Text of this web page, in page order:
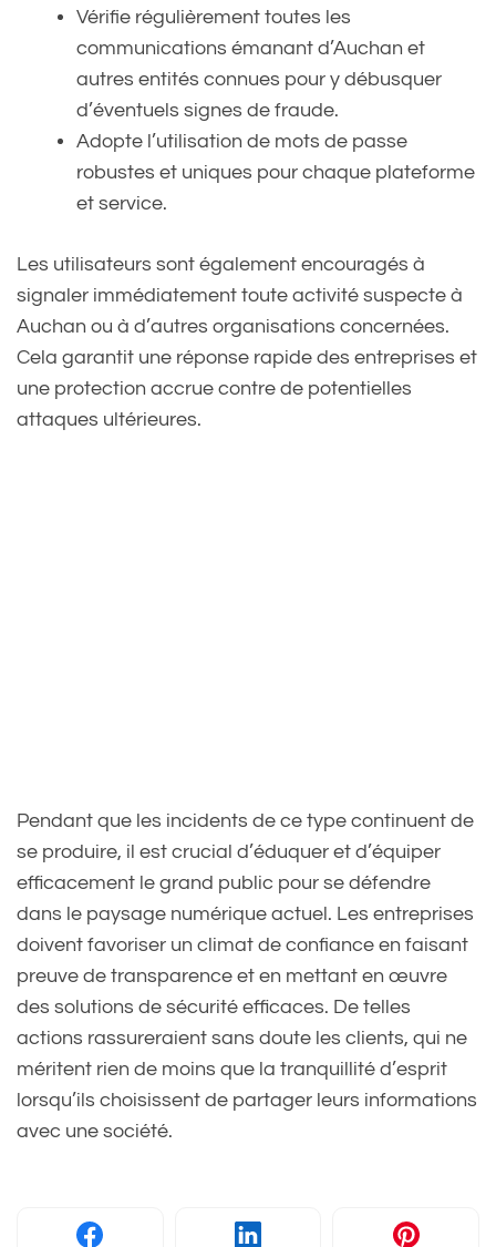
Vérifie régulièrement toutes les
communications émanant d’Auchan et
autres entités connues pour y débusquer
d’éventuels signes de fraude.
Adopte l’utilisation de mots de passe
robustes et uniques pour chaque plateforme
et service.
Les utilisateurs sont également encouragés à
signaler immédiatement toute activité suspecte à
Auchan ou à d’autres organisations concernées.
Cela garantit une réponse rapide des entreprises et
une protection accrue contre de potentielles
attaques ultérieures.
Pendant que les incidents de ce type continuent de
se produire, il est crucial d’éduquer et d’équiper
efficacement le grand public pour se défendre
dans le paysage numérique actuel. Les entreprises
doivent favoriser un climat de confiance en faisant
preuve de transparence et en mettant en œuvre
des solutions de sécurité efficaces. De telles
actions rassureraient sans doute les clients, qui ne
méritent rien de moins que la tranquillité d’esprit
lorsqu’ils choisissent de partager leurs informations
avec une société.